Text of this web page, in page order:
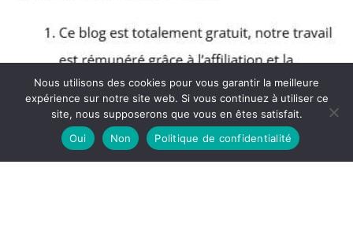
Nous utilisons des cookies pour vous garantir la meilleure
expérience sur notre site web. Si vous continuez à utiliser ce
site, nous supposerons que vous en êtes satisfait.
Oui
Non Politique de confidentialité